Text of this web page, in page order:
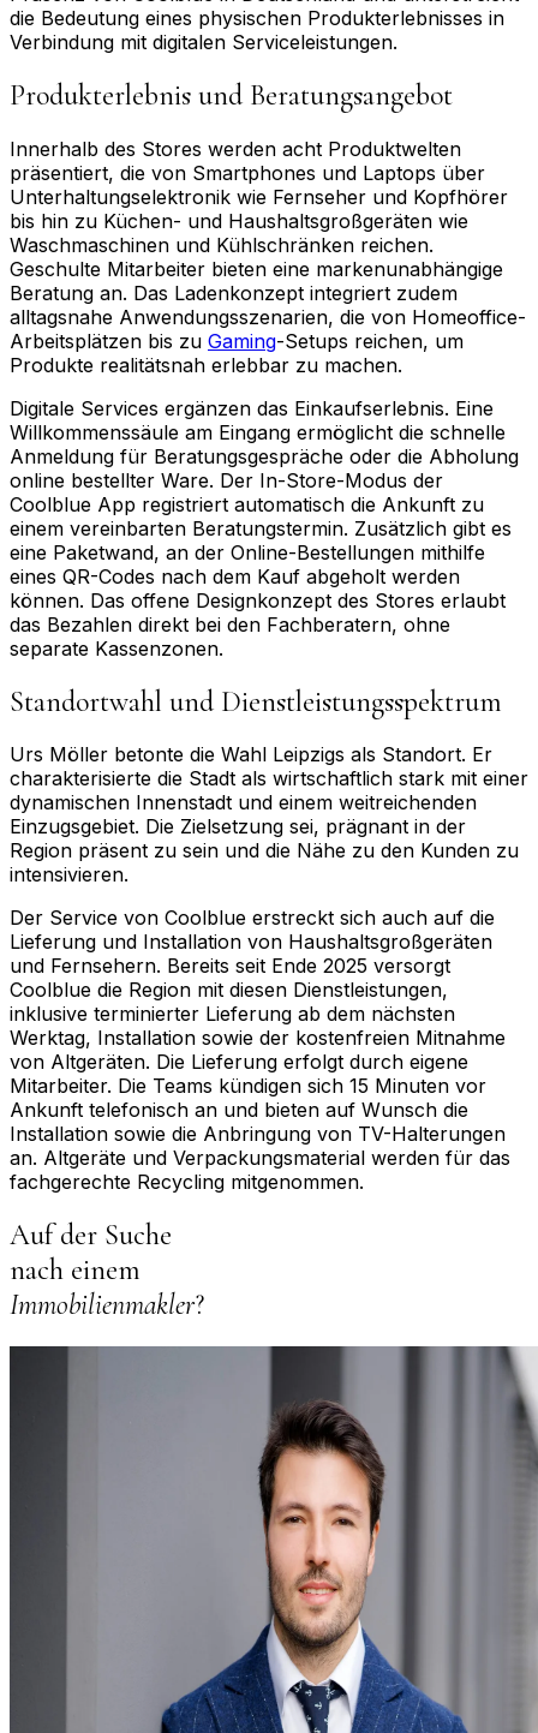
die Bedeutung eines physischen Produkterlebnisses in
Verbindung mit digitalen Serviceleistungen.
Produkterlebnis und Beratungsangebot
Innerhalb des Stores werden acht Produktwelten
präsentiert, die von Smartphones und Laptops über
Unterhaltungselektronik wie Fernseher und Kopfhörer
bis hin zu Küchen- und Haushaltsgroßgeräten wie
Waschmaschinen und Kühlschränken reichen.
Geschulte Mitarbeiter bieten eine markenunabhängige
Beratung an. Das Ladenkonzept integriert zudem
alltagsnahe Anwendungsszenarien, die von Homeoffice-
Arbeitsplätzen bis zu Gaming-Setups reichen, um
Produkte realitätsnah erlebbar zu machen.
Digitale Services ergänzen das Einkaufserlebnis. Eine
Willkommenssäule am Eingang ermöglicht die schnelle
Anmeldung für Beratungsgespräche oder die Abholung
online bestellter Ware. Der In-Store-Modus der
Coolblue App registriert automatisch die Ankunft zu
einem vereinbarten Beratungstermin. Zusätzlich gibt es
eine Paketwand, an der Online-Bestellungen mithilfe
eines QR-Codes nach dem Kauf abgeholt werden
können. Das offene Designkonzept des Stores erlaubt
das Bezahlen direkt bei den Fachberatern, ohne
separate Kassenzonen.
Standortwahl und Dienstleistungsspektrum
Urs Möller betonte die Wahl Leipzigs als Standort. Er
charakterisierte die Stadt als wirtschaftlich stark mit einer
dynamischen Innenstadt und einem weitreichenden
Einzugsgebiet. Die Zielsetzung sei, prägnant in der
Region präsent zu sein und die Nähe zu den Kunden zu
intensivieren.
Der Service von Coolblue erstreckt sich auch auf die
Lieferung und Installation von Haushaltsgroßgeräten
und Fernsehern. Bereits seit Ende 2025 versorgt
Coolblue die Region mit diesen Dienstleistungen,
inklusive terminierter Lieferung ab dem nächsten
Werktag, Installation sowie der kostenfreien Mitnahme
von Altgeräten. Die Lieferung erfolgt durch eigene
Mitarbeiter. Die Teams kündigen sich 15 Minuten vor
Ankunft telefonisch an und bieten auf Wunsch die
Installation sowie die Anbringung von TV-Halterungen
an. Altgeräte und Verpackungsmaterial werden für das
fachgerechte Recycling mitgenommen.
Auf der Suche
nach einem
Immobilienmakler?